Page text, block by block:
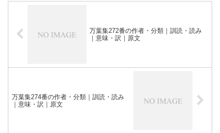
万葉集272番の作者・分類｜訓読・読み
｜意味・訳｜原文
万葉集274番の作者・分類｜訓読・読み
｜意味・訳｜原文